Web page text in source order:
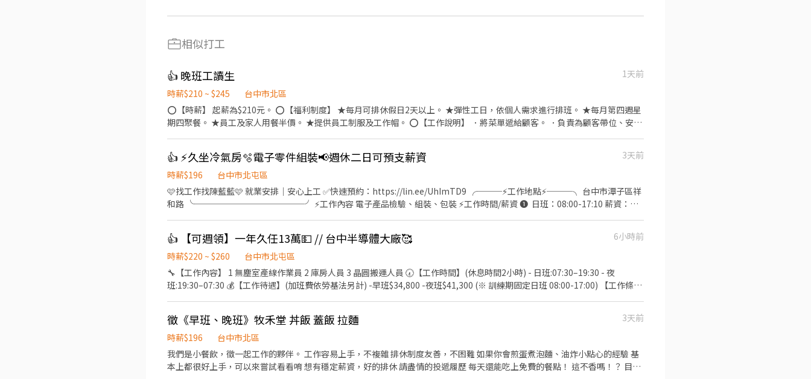
相似打工
👍 晚班工讀生
1天前
時薪$210 ~ $245
台中市北區
⭕【時薪】 起薪為$210元。 ⭕【福利制度】 ★每月可排休假日2天以上。 ★彈性工日，依個人需求進行排班。 ★每月第四週星
期四聚餐。 ★員工及家人用餐半價。 ★提供員工制服及工作帽。 ⭕【工作說明】 ．將菜單遞給顧客。 ．負責為顧客帶位、安排
👍 ⚡久坐冷氣房🫧電子零件組裝📢週休二日可預支薪資
3天前
時薪$196
台中市北屯區
🩷找工作找陳藍藍🩷 就業安排｜安心上工 ✅快速預約：https://lin.ee/UhImTD9 ╭───⚡工作地點⚡───╮ 台中市潭子區祥
和路 ╰─────────────╯ ⚡工作內容 電子產品檢驗、組裝、包裝 ⚡工作時間/薪資 ➊ 日班：08:00-17:10 薪資：
13:00~21:30 小夜班培育獎金第一個月：$2000、第二個月：$4000、第三個月：$5000 大夜班培育獎金第一個月：$3000、第二
個月：$6000、第三個月：$8000 📌配合加班誤餐費平日80元、假日100元 =====⭐完善福利制度⭐===== ✅休假制度：週休二
日、見紅休 ✅享勞健保、勞退、團保、特休 ✅固定班別不輪班 ✅三節禮金：端午、中秋、生日➡️每次$600 ✅介紹獎金：介紹朋
友上班一位獎金$500無上限 ✅免費汽機車位 ✅可預支薪資 ⭐久任獎金滿一個月$1000 ⭐久任獎金滿三個月$3000 ⭐久任獎金滿六
個月$3000 ⭐加班慰勞獎金$2000/$4000 ╭────⚡應徵方式⚡────╮ 聯絡 陳小姐✨ 預約面試： 應徵預約請點選加入➡️
https://lin.ee/UhImTD9 • 📞 電話： 0911-563-123 • 📲 𝐋𝐈𝐍𝐄： 搜尋帳號 @252fmefb
👍 【可週領】一年久任13萬💵 // 台中半導體大廠🥰
6小時前
時薪$220 ~ $260
台中市北屯區
🔧【工作內容】 1 無塵室產線作業員 2 庫房人員 3 晶圓搬運人員 🕢【工作時間】(休息時間2小時) - 日班:07:30–19:30 - 夜
班:19:30–07:30 💰【工作待遇】(加班費依勞基法另計) -早班$34,800 -夜班$41,300 (※ 訓練期固定日班 08:00-17:00) 【工作條
車。 -【廠區地點】-台中市后里區三豐路四段 --------------------⬇️應徵方式⬇️------------------------- 📩 【火速卡位應徵流
程】 ➊ 點擊填寫廠商制式履歷（1分鐘完成，快速安排送審）： 👉https://reurl.cc/R2p0LG 🔒 【隱私防線】個資僅供廠商審
核，敏感欄位（身分證/詳細地址）錄取前皆可先不填！ ➋加入留言： 👉https://lin.ee/OBnhVN5 私訊留下 ⌜姓名+電話 +應徵半
導體大廠」💥
徵《早班、晚班》牧禾堂 丼飯 蓋飯 拉麵
3天前
時薪$196
台中市北區
我們是小餐飲，徵一起工作的夥伴。 工作容易上手，不複雜 排休制度友善，不困難 如果你會煎蛋煮泡麵、油炸小點心的經驗 基
本上都很好上手，可以來嘗試看看唷 想有穩定薪資，好的排休 請盡情的投遞履歷 每天還能吃上免費的餐點！ 這不香嗎！？ 目前